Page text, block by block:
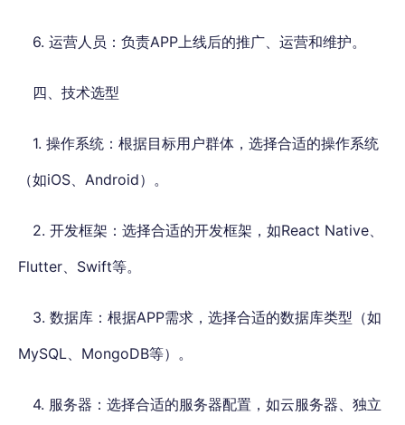
6. 运营人员：负责APP上线后的推广、运营和维护。
四、技术选型
1. 操作系统：根据目标用户群体，选择合适的操作系统
（如iOS、Android）。
2. 开发框架：选择合适的开发框架，如React Native、
Flutter、Swift等。
3. 数据库：根据APP需求，选择合适的数据库类型（如
MySQL、MongoDB等）。
4. 服务器：选择合适的服务器配置，如云服务器、独立